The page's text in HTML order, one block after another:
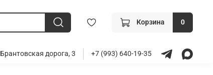
Корзина 0
дорога, 3 +7 (993) 640-19-35